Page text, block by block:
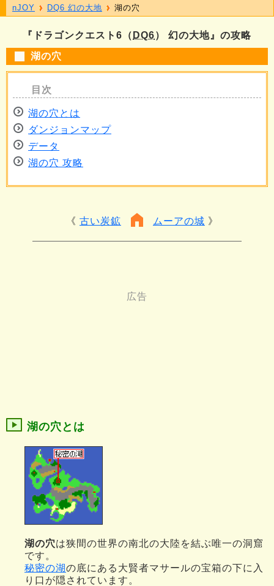
『ドラゴンクエスト6（ DQ6） 幻の大地』の攻略
湖の穴
湖の穴とは
ダンジョンマップ
データ
湖の穴 攻略
古い炭鉱 ムーアの城
湖の穴とは
湖の穴は狭間の世界の南北の大陸を結ぶ唯一の洞窟
です。
秘密の湖の底にある大賢者マサールの宝箱の下に入
り口が隠されています。
nJOY DQ6 幻の大地 湖の穴